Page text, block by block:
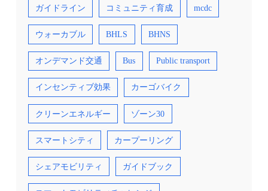
更の場合には、時間や費用が大きく異なること
もあり、簡単には変化しない。十分な期間をと
っても取りすぎることはない。ただし、観光交
通については、そもそも周期性や習慣性がない
ので、ちょっとした条件でも動き方を変えるこ
とは可能である。温泉街の循環バスサービスの
ようなものは、代替サービス（各旅館の送迎サ
プルで高頻度のサービスであれば、観光客の行
動を変えることは可能である。 ⑥地域に浸透す
るには存在感が出るだけの量を用意する 車両
を用意する段階で、予算制約がかかりわずかば
かりの台数になってしまう実験がほとんどであ
る。検証すべき仮説を考えた際に何台必要なの
かと考えるべきところ、予算の関係で届いた1
台あるいは複数台にて、なにをしようか、と考
えている事例がほとんどのように思われる。そ
の結果として、十分な運行頻度が確保できず、
ガイドライン コミュニティ育成 mcdc
ウォーカブル BHLS BHNS
オンデマンド交通 Bus Public transport
インセンティブ効果 カーゴバイク
クリーンエネルギー ゾーン30
スマートシティ カープーリング
シェアモビリティ ガイドブック